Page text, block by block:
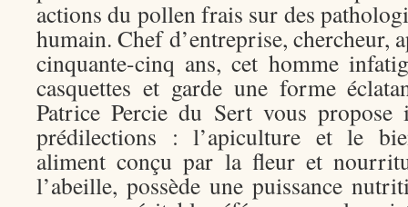
actions du pollen frais sur des
humain. Chef d’entreprise, chercheur,
cinquante-cinq ans, cet homme
casquettes et garde une forme
Patrice Percie du Sert vous
prédilections : l’apiculture et le
aliment conçu par la fleur et
l’abeille, possède une puissance